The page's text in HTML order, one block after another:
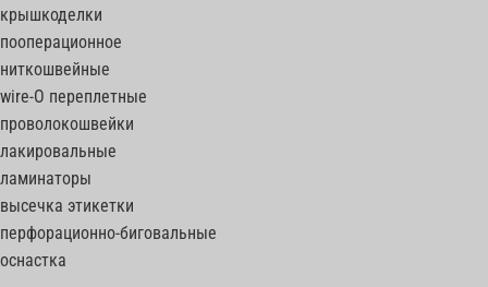
крышкоделки
пооперационное
ниткошвейные
wire-O переплетные
проволокошвейки
лакировальные
ламинаторы
высечка этикетки
перфорационно-биговальные
оснастка